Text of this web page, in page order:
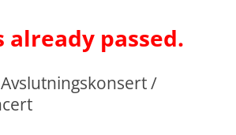
already passed.
/